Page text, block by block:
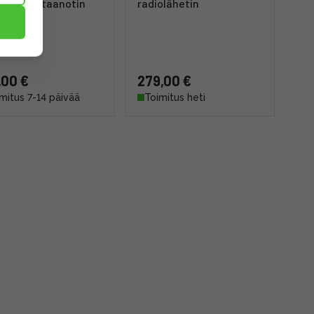
vastaanotin
€
7-14 päivää
radiolähetin
279,00 €
Toimitus heti